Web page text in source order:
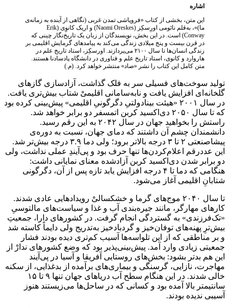
اشاره
این متن، بخشی از کتاب «فروپاشی تمدن غربی (نگاهی از آینده به زمانه‌ی
ما)»، به‌قلم نائومی اورِسکِز (Naomi Oreskes) و اریک کانوِی (Erik
Conway) است. در این بخش، نویسندگان از زبان یک تاریخ‌نگار چینی که
در قرن بیست و پنج میلادی زندگی می‌کند به پیامدهای گرمایش اقلیمی بر
زندگی انسان‌ها تا سال ۲۱۰۰ می‌پردازند. اورسکِز، استاد تاریخ علم در
هاروارد و کانوی، استاد تاریخ علم و فناوری در دانشگاه‌ پادسادنا هستند.
متن کامل این کتاب را نشر «صاد» منتشر خواهد کرد. (م.)
تولید سوخت‌های فسیلی سر به فلک گذاشت، آزادسازی گازهای
گلخانه‌ای افزایش یافت و نابه‌سامانی اقلیمیْ شتاب بیش‌تری یافت.
در سال ۲۰۰۱ «هیئت بینادولتیِ دگرگونیِ اقلیمی» پیش‌بینی کرده بود
که تا سال ۲۰۵۰ دی‌اکسید کربن اتمسفر دو برابر خواهد شد.
راستش را بخواهید جهان در سال ۲۰۴۲ به این رقم رسید.
دانشمندان چشم آن داشتند که دمای جهان، نسبت به دوره‌ی
پیشاصنعتی ۲ تا ۳ درجه بالاتر برود؛ ولی دما ۳.۹ درجه بیش‌تر شد.
این عددرقم اعلام‌کردن‌ها تنها حرف بود و پی‌آیندِ عملی نداشت، ولی
دو برابر شدن دی‌اکسید کربن آزادشده معنای نمایانی داشت:
هنگامی که دما تا ۴ درجه افزایش یابد تازه پس از آن، دگرگونی
شتابانِ اقلیمی آغاز می‌شود.
تا سال ۲۰۴۰ موج‌های گرما و خشکسالیْ رویدادهایی عادی شدند.
کارهای مهارگر، مانند جیره‌بندی آب و غذا و سیاست‌های مالتوسیِ
«تک‌فرزندی» به گستردگی انجام گرفت. در کشورهای دارا، جمعیتِ
بیش‌ترِ پهنه‌های توفان‌خیز و گردبادخیز به‌تدریج ولی دایماً کاسته شد
و بر مناطقی که از این تلواسه‌ها آسیب کم‌تری دیده بودند فشار
جمعیتی زیادی وارد آمد. پیش‌بینی‌پذیر بود که وضع کشورهای ندارْ از
این هم بدتر بشود: بخش‌های روستایی آفریقا و آسیا در پی‌آیند
مهاجرت، نازایی، گرسنگی و بیماری‌های برآمده از بدغذایی، از سکنه
خالی شدند. در این هنگام سطح آب دریاهای جهان تنها ۹ تا ۱۵
سانتیمتر بالا آمده بود و کسانی که در ساحل‌ها می‌زیستند هنوز
آسیبی ندیده بودند.